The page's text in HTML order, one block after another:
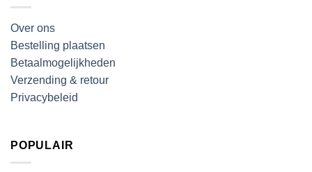
Over ons
Bestelling plaatsen
Betaalmogelijkheden
Verzending & retour
Privacybeleid
POPULAIR